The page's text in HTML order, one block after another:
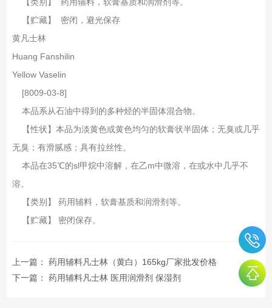
【贮藏】 密闭，避光保存
黄凡士林
Huang Fanshilin
Yellow Vaselin
[8009-03-8]
本品系从石油中得到的多种烃的半固体混合物。
【性状】本品为淡黄色或黄色均匀的软膏状半固体；无臭或几乎
无臭；有滑腻感；具有拉丝性。
本品在35℃的sl甲烷中溶解，在乙m中微溶，在或水中几乎不
溶。
【类别】 药用辅料，软膏基质和润滑剂等。
【贮藏】 密闭保存。
上一篇： 药用辅料凡士林（黄白）165kg厂家批发价格
下一篇： 药用辅料凡士林 医用润滑剂 保湿剂